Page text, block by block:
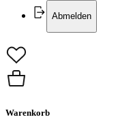
Abmelden
Warenkorb